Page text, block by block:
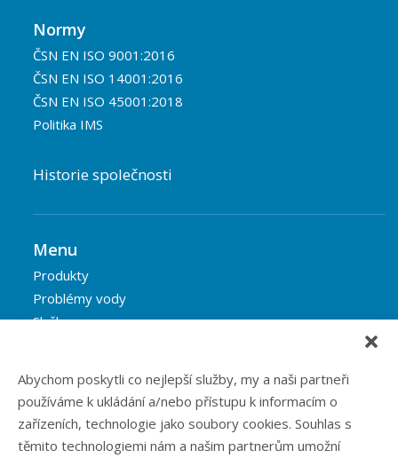
Abychom poskytli co nejlepší služby, my a naši partneři
používáme k ukládání a/nebo přístupu k informacím o
zařízeních, technologie jako soubory cookies. Souhlas s
těmito technologiemi nám a našim partnerům umožní
Normy
ČSN EN ISO 9001:2016
ČSN EN ISO 14001:2016
ČSN EN ISO 45001:2018
Politika IMS
Historie společnosti
Menu
Produkty
Problémy vody
Služby
Eshop